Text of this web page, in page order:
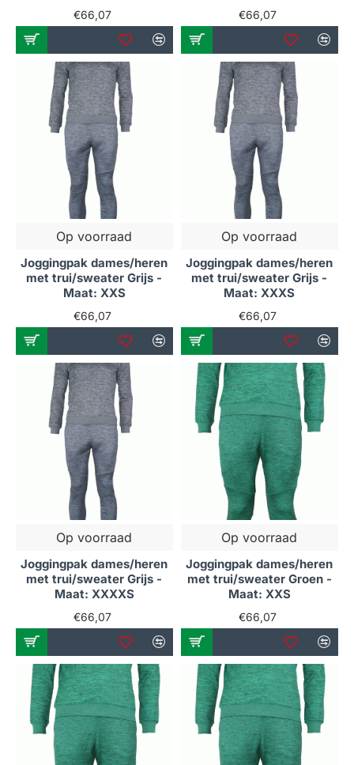
€66,07 €66,07
Op voorraad
Joggingpak dames/heren
met trui/sweater Grijs -
Maat: XXS
€66,07
Op voorraad
Joggingpak dames/heren
met trui/sweater Grijs -
Maat: XXXS
€66,07
Op voorraad
Joggingpak dames/heren
met trui/sweater Grijs -
Maat: XXXXS
€66,07
Op voorraad
Joggingpak dames/heren
met trui/sweater Groen -
Maat: XXS
€66,07